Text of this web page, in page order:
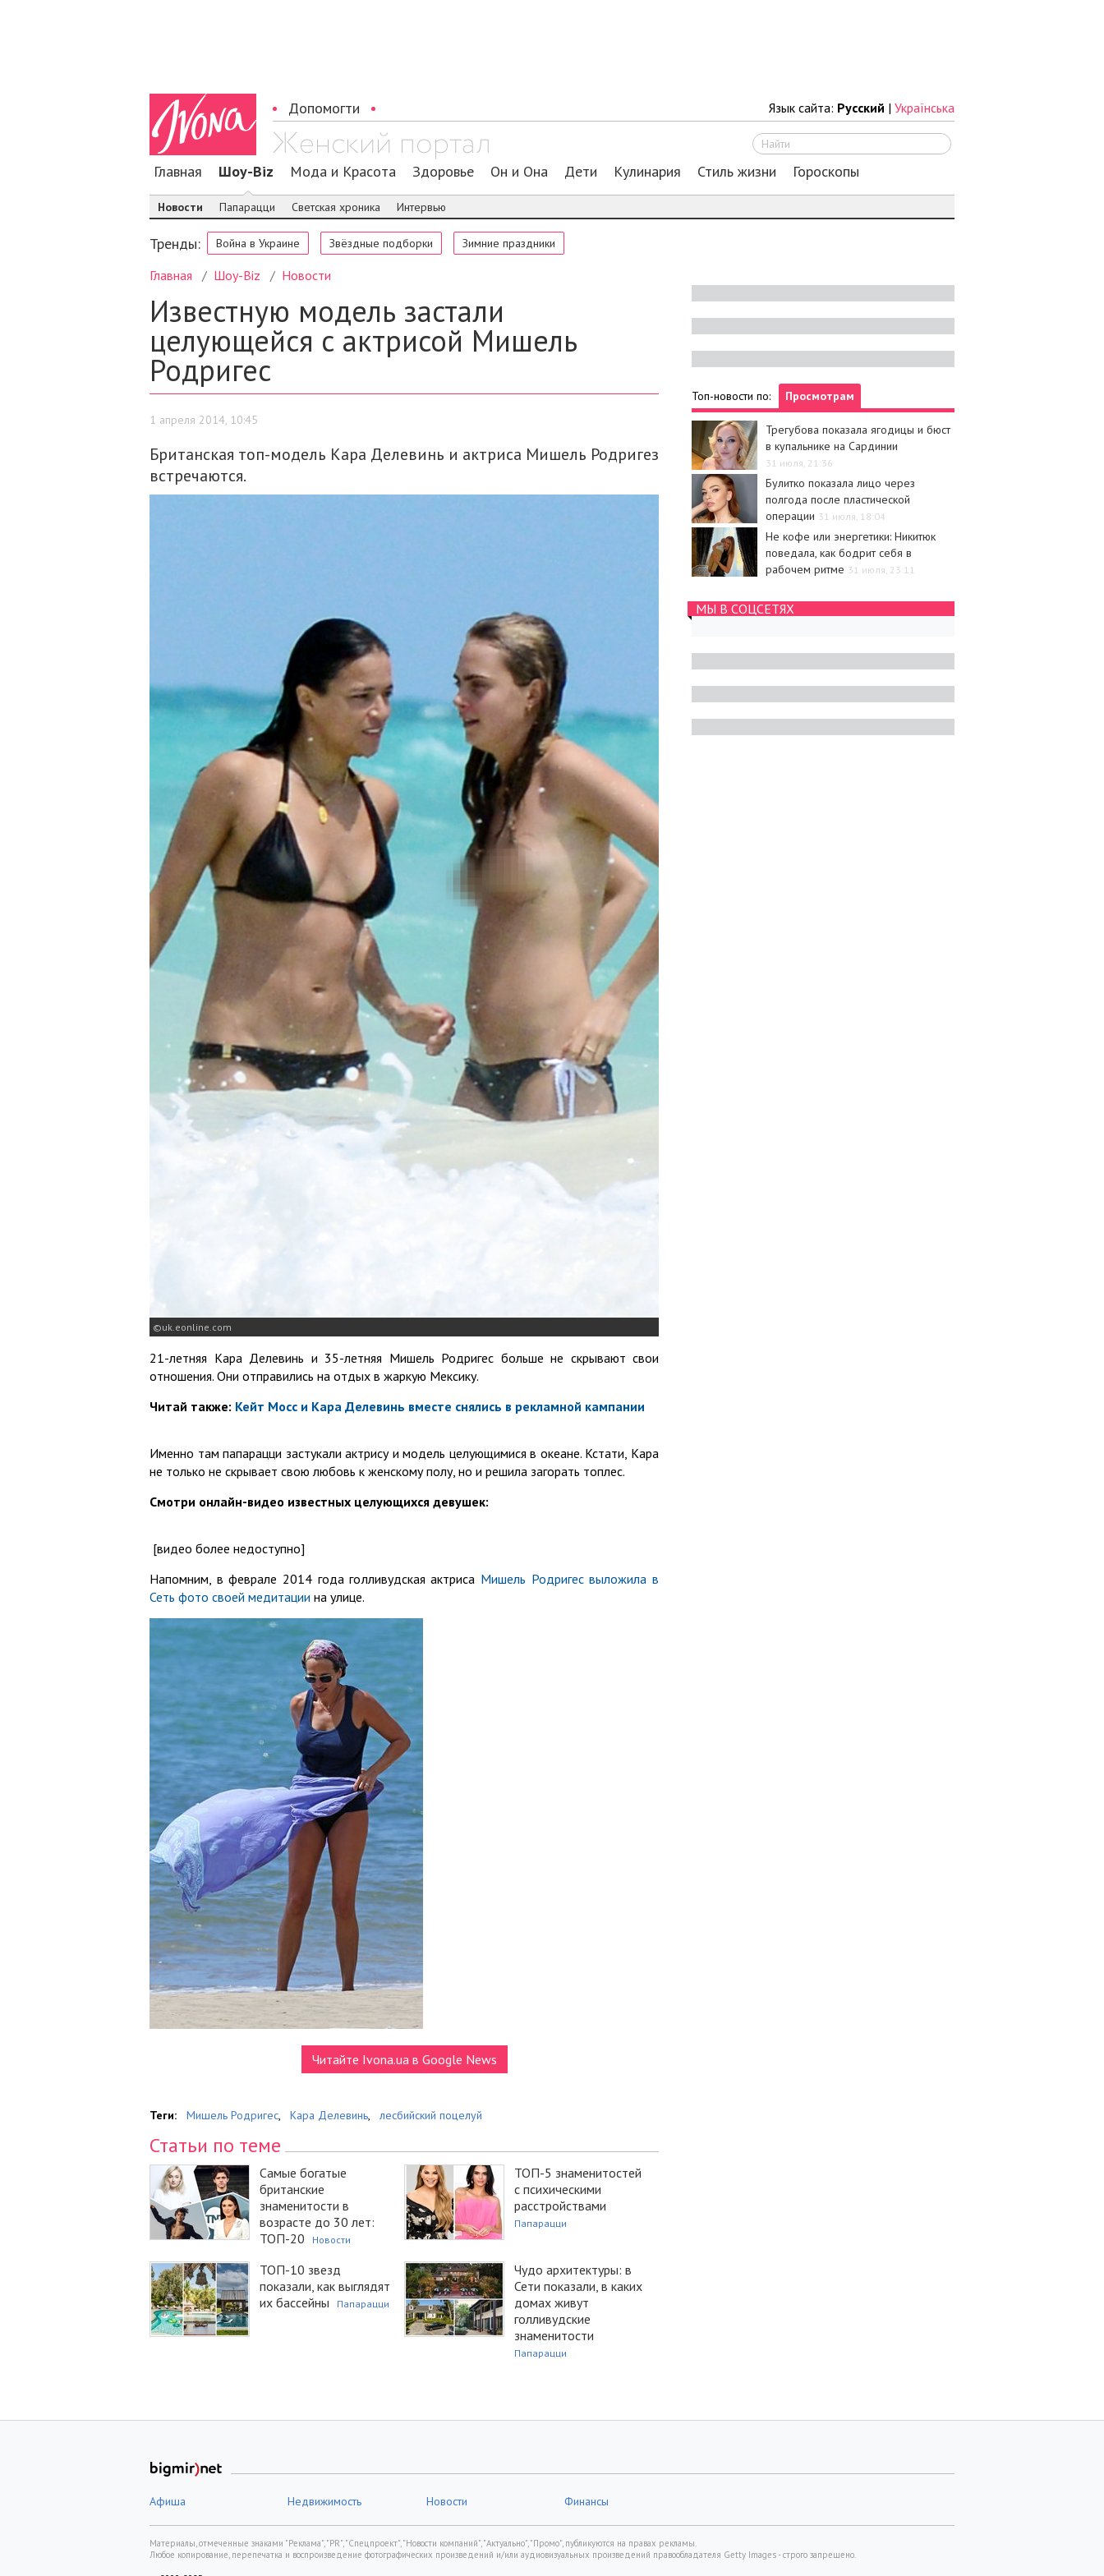
Допомогти Язык сайта: Русский | Українська
Главная Шоу-Biz Мода и Красота Здоровье Он и Она Дети Кулинария Стиль жизни Гороскопы
Новости Папарацци Светская хроника Интервью
Тренды: Война в Украине Звёздные подборки Зимние праздники
Главная Шоу-Biz Новости
Известную модель застали
целующейся с актрисой Мишель
Родригес
1 апреля 2014, 10:45
Британская топ-модель Кара Делевинь и актриса Мишель Родригез
встречаются.
uk.eonline.com
21-летняя Кара Делевинь и 35-летняя Мишель Родригес больше не скрывают свои
отношения. Они отправились на отдых в жаркую Мексику.
Читай также: Кейт Мосс и Кара Делевинь вместе снялись в рекламной кампании
Именно там папарацци застукали актрису и модель целующимися в океане. Кстати, Кара
не только не скрывает свою любовь к женскому полу, но и решила загорать топлес.
Смотри онлайн-видео известных целующихся девушек:
[видео более недоступно]
Напомним, в феврале 2014 года голливудская актриса Мишель Родригес выложила в
Сеть фото своей медитации на улице.
Читайте Ivona.ua в Google News
Теги: Мишель Родригес, Кара Делевинь, лесбийский поцелуй
Статьи по теме
Самые богатые
британские
знаменитости в
возрасте до 30 лет:
ТОП-20
Новости
ТОП-5 знаменитостей
с психическими
расстройствами
Папарацци
ТОП-10 звезд
показали, как выглядят
их бассейны
Папарацци
Чудо архитектуры: в
Сети показали, в каких
домах живут
голливудские
знаменитости
Папарацци
Топ-новости по: Просмотрам
Трегубова показала ягодицы и бюст
в купальнике на Сардинии
31 июля, 21:36
Булитко показала лицо через
полгода после пластической
операции 31 июля, 18:04
Не кофе или энергетики: Никитюк
поведала, как бодрит себя в
рабочем ритме 31 июля, 23:11
МЫ В СОЦСЕТЯХ
Афиша Недвижимость Новости Финансы
Материалы, отмеченные знаками "Реклама", "PR", "Спецпроект", "Новости компаний", "Актуально", "Промо", публикуются на правах рекламы.
Любое копирование, перепечатка и воспроизведение фотографических произведений и/или аудиовизуальных произведений правообладателя Getty Images - строго запрещено.